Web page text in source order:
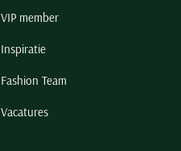
VIP member
Inspiratie
Fashion Team
Vacatures